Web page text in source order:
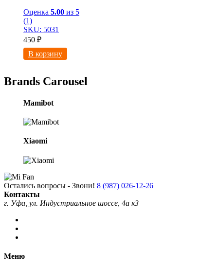
Оценка 5.00 из 5
(1)
SKU: 5031
450 ₽
В корзину
Brands Carousel
Mamibot
Xiaomi
Остались вопросы - Звони! 8 (987) 026-12-26
Контакты
г. Уфа, ул. Индустриальное шоссе, 4а к3
Меню